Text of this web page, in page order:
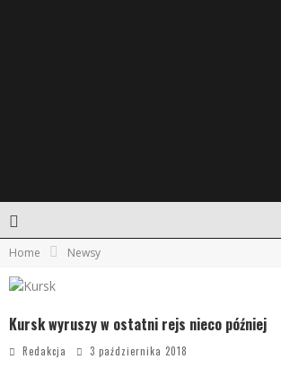
Home Newsy
Kursk wyruszy w ostatni rejs nieco później
Redakcja 3 października 2018